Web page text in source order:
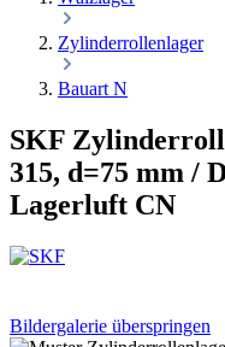
Zylinderrollenlager
Bauart N
SKF
315, d=75 mm /
Lagerluft CN
Bildergalerie überspringen